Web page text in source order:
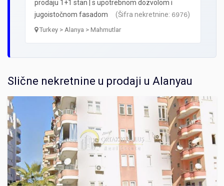
prodaju 1+1 stan | s upotrebnom dozvolom i
jugoistočnom fasadom
(Šifra nekretnine: 6976)
Turkey > Alanya > Mahmutlar
Slične nekretnine u prodaji u Alanyau